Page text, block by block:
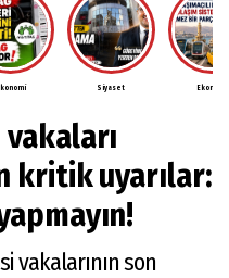
Video
Galeri
Künye
İletişim
Çerez
İlkeleri
Siyaset Ekonomi
kritik uyarılar:
vakalarının son